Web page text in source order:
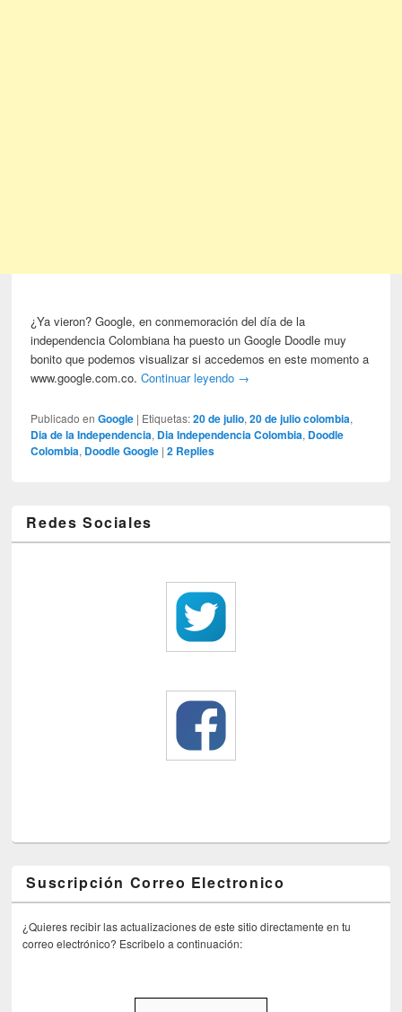
¿Ya vieron? Google, en conmemoración del día de la
independencia Colombiana ha puesto un Google Doodle muy
bonito que podemos visualizar si accedemos en este momento a
www.google.com.co.Continuar leyendo →
Publicado en Google | Etiquetas: 20 de julio,20 de julio colombia,
Dia de la Independencia, Dia Independencia Colombia, Doodle
Colombia, Doodle Google |2 Replies
Redes Sociales
Suscripción Correo Electronico
¿Quieres recibir las actualizaciones de este sitio directamente en tu
correo electrónico? Escribelo a continuación: